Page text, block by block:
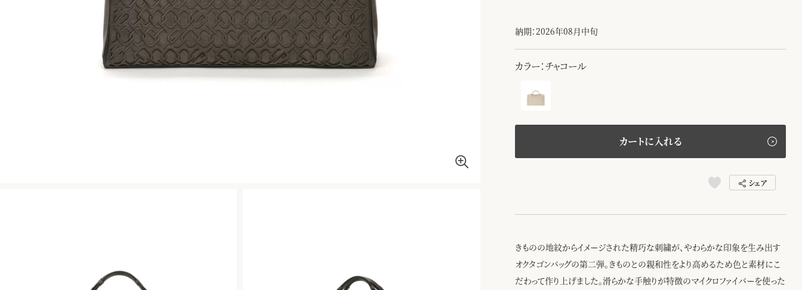
納期：2026年08月中旬
カラー：チャコール
カートに入れる
シェア
きものの地紋からイメージされた精巧な刺繍が、やわらかな印象を生み出す
オクタゴンバッグの第二弾。きものとの親和性をより高めるため色と素材にこ
だわって作り上げました。滑らかな手触りが特徴のマイクロファイバーを使った